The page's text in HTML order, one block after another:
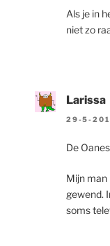
Als je in
niet zo
Larissa
29-5-
De
Mijn man
gewend.
soms